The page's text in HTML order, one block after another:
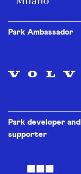
Park Ambassador
Park developer and
supporter